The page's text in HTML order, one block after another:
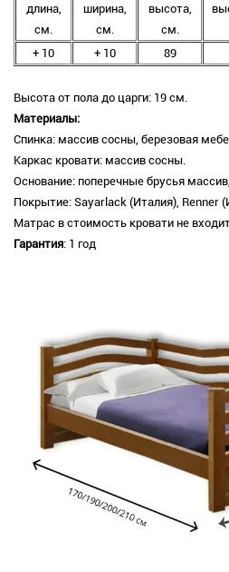
длина,
см.
ширина,
см.
высота,
см.
+ 10
+ 10 89
Высота от пола до царги: 19 см.
Материалы:
Спинка: массив сосны, березовая
Каркас кровати: массив сосны.
Основание: поперечные брусья
Покрытие: Sayarlack (Италия), Renner
Матрас в стоимость кровати не
Гарантия: 1 год